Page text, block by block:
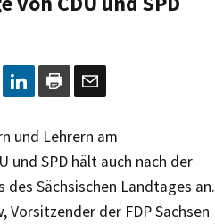
und Lehrern am
und SPD hält auch nach der
des Sächsischen Landtages an.
der FDP Sachsen